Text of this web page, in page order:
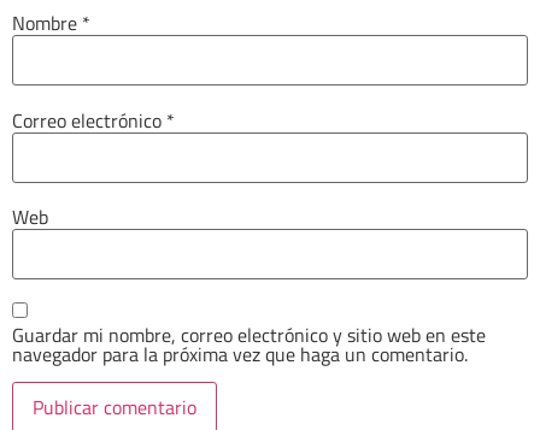
Nombre *
Correo electrónico *
Web
Guardar mi nombre, correo electrónico y sitio web en este
navegador para la próxima vez que haga un comentario.